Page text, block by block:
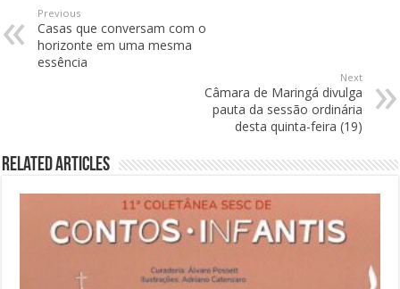
Previous
Casas que conversam com o
horizonte em uma mesma
essência
Next
Câmara de Maringá divulga
pauta da sessão ordinária
desta quinta-feira (19)
Related Articles